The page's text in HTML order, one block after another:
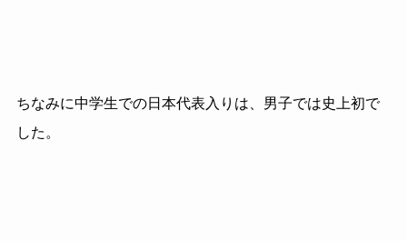
ちなみに中学生での日本代表入りは、男子では史上初で
した。